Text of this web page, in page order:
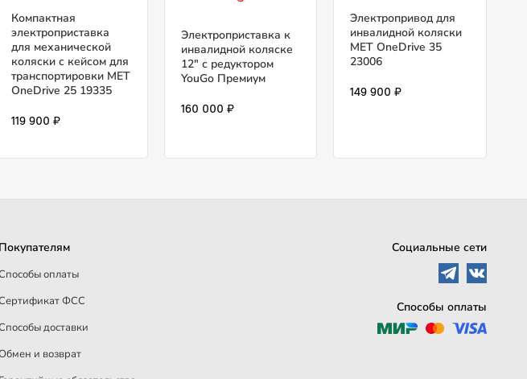
Компактная
электроприставка
для механической
коляски с кейсом для
транспортировки MET
OneDrive 25 19335
119 900 ₽
Электроприставка к
инвалидной коляске
12" с редуктором
YouGo Премиум
160 000 ₽
Электропривод для
инвалидной коляски
MET OneDrive 35
23006
149 900 ₽
Покупателям
оплаты
ФСС
доставки
и возврат
Социальные сети
Способы оплаты